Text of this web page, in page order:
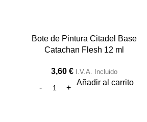
Bote de Pintura Citadel Base
Catachan Flesh 12 ml
3,60 € I.V.A. Incluido
Añadir al carrito